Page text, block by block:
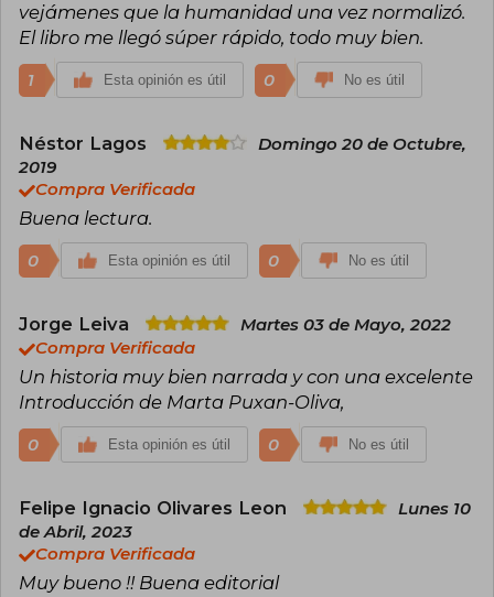
vejámenes que la humanidad una vez normalizó.
El libro me llegó súper rápido, todo muy bien.
1 Esta opinión es útil 0 No es útil
Néstor Lagos
Domingo 20 de Octubre,
2019
Compra Verificada
Buena lectura.
0 Esta opinión es útil 0 No es útil
Jorge Leiva
Martes 03 de Mayo, 2022
Compra Verificada
Un historia muy bien narrada y con una excelente
Introducción de Marta Puxan-Oliva,
0 Esta opinión es útil 0 No es útil
Felipe Ignacio Olivares Leon
Lunes 10
de Abril, 2023
Compra Verificada
Muy bueno !! Buena editorial